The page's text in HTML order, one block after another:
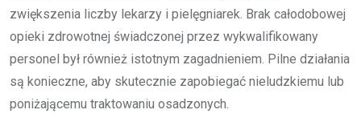
zwiększenia liczby lekarzy i pielęgniarek. Brak całodobowej
opieki zdrowotnej świadczonej przez wykwalifikowany
personel był również istotnym zagadnieniem. Pilne działania
są konieczne, aby skutecznie zapobiegać nieludzkiemu lub
poniżającemu traktowaniu osadzonych.